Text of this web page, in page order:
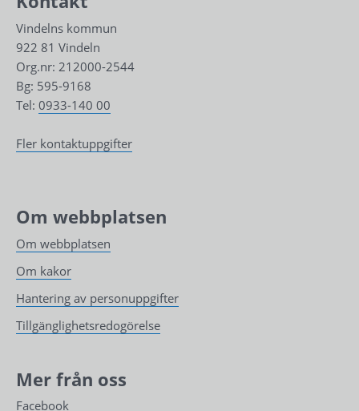
Vindelns kommun
922 81 Vindeln
Org.nr: 212000-2544
Bg: 595-9168
Tel: 0933-140 00
Fler kontaktuppgifter
Om webbplatsen
Om webbplatsen
Om kakor
Hantering av personuppgifter
Tillgänglighetsredogörelse
Mer från oss
Facebook